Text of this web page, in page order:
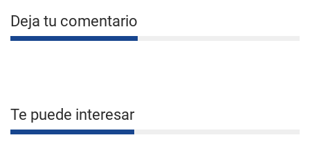
Deja tu comentario
Te puede interesar